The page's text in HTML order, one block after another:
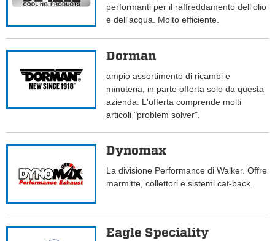
performanti per il raffreddamento dell'olio
e dell'acqua. Molto efficiente.
Dorman
ampio assortimento di ricambi e
minuteria, in parte offerta solo da questa
azienda. L'offerta comprende molti
articoli "problem solver".
Dynomax
La divisione Performance di Walker. Offre
marmitte, collettori e sistemi cat-back.
Eagle Speciality